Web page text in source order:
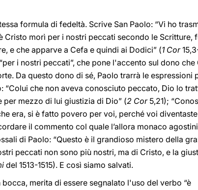
formula di fedeltà. Scrive San Paolo: “Vi ho
morì per i nostri peccati secondo le Scritture,
e che apparve a Cefa e quindi ai Dodici” (1 Cor
i nostri peccati”, che pone l'accento sul dono che
Da questo dono di sé, Paolo trarrà le espressioni
che non aveva conosciuto peccato, Dio lo
mezzo di lui giustizia di Dio” (2 Cor 5,21);
era, si è fatto povero per voi, perché voi
il commento col quale l’allora monaco
di Paolo: “Questo è il grandioso mistero della
peccati non sono più nostri, ma di Cristo, e la
del 1513-1515). E così siamo salvati.
merita di essere segnalato l'uso del verbo “è